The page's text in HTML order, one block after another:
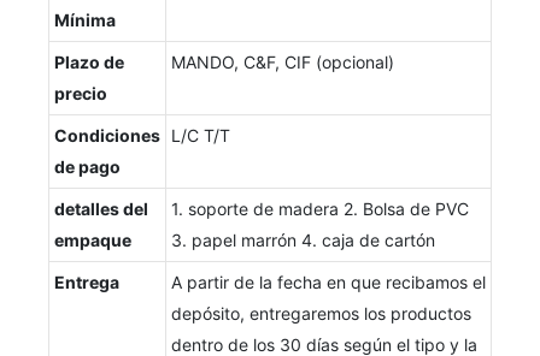
Mínima
Plazo de
precio
MANDO, C&F, CIF (opcional)
Condiciones
de pago
L/C T/T
detalles del
empaque
1. soporte de madera 2. Bolsa de PVC
3. papel marrón 4. caja de cartón
Entrega
A partir de la fecha en que recibamos el
depósito, entregaremos los productos
dentro de los 30 días según el tipo y la